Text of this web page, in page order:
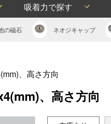
吸着力で探す
の磁石 ネオジキャップ
、高さ方向
、高さ方向